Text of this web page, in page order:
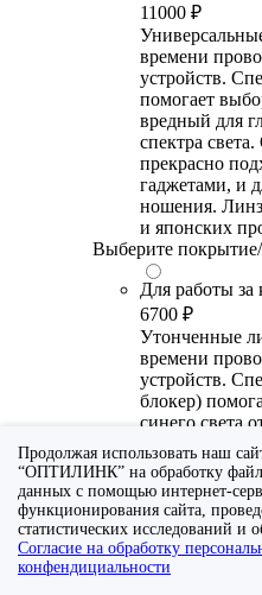
11000 ₽
времени
устройств.
помогает
вредный для
спектра
прекрасно
гаджетами, и
ношения.
и японских
Выберите покрытие/
Для работы за
6700 ₽
Утонченные
времени
устройств.
блокер)
синего света
время работы
постоянного
Для работы
20300 ₽
Продолжая использовать наш
“ОПТИЛИНК” на обработку
данных с помощью интернет-
функционирования сайта,
статистических исследований и
Согласие на обработку
конфендициальности